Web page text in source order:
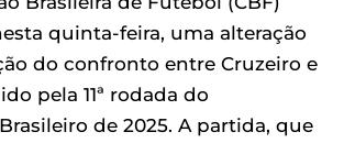
quinta-feira, uma alteração
do confronto entre Cruzeiro e
pela 11ª rodada do
de 2025. A partida, que